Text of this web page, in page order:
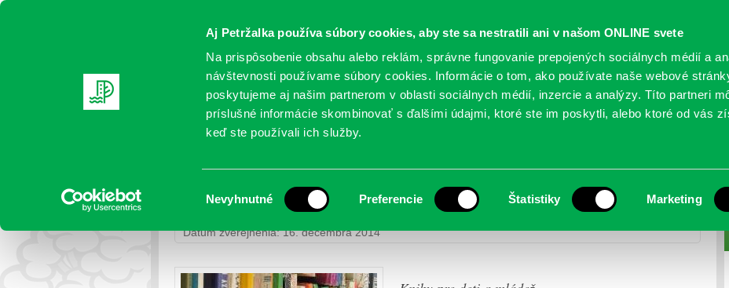
Aj Petržalka používa súbory cookies, aby ste sa nestratili ani v našom ONLINE svete
Na prispôsobenie obsahu alebo reklám, správne fungovanie prepojených sociálnych médií a
návštevnosti používame súbory cookies. Informácie o tom, ako používate naše webové
poskytujeme aj našim partnerom v oblasti sociálnych médií, inzercie a analýzy. Títo partneri
príslušné informácie skombinovať s ďalšími údajmi, ktoré ste im poskytli, alebo ktoré od vás
keď ste používali ich služby.
súhlasu
Nevyhnutné Preferencie Štatistiky Marketing
Oficiálne stránky
PETRŽALSKÉ KONTO
AKTUALITY SAMOSPRÁVA ORGANIZÁCIE OBLASTI NOVINY MAPY TLAČIVÁ
Nové knihy v Miestnej knižnici Petržalka – november
Petržalka>Miestna knižnica Petržalka > Nové knihy v Miestnej knižnici Petržalka – november
Dátum zverejnenia: 16. decembra 2014